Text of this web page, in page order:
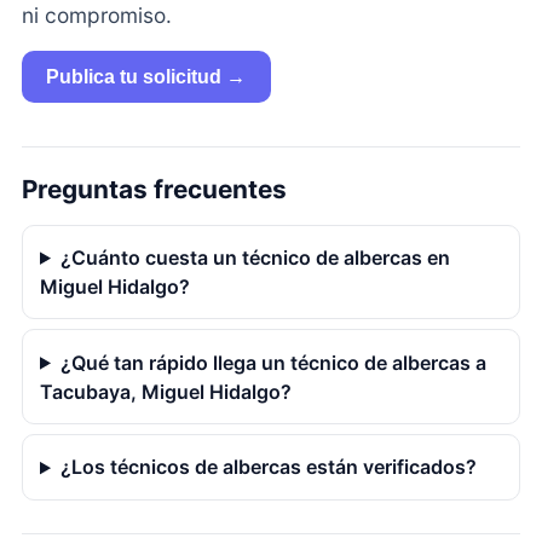
ni compromiso.
Publica tu solicitud →
Preguntas frecuentes
¿Cuánto cuesta un técnico de albercas en
Miguel Hidalgo?
¿Qué tan rápido llega un técnico de albercas a
Tacubaya, Miguel Hidalgo?
¿Los técnicos de albercas están verificados?